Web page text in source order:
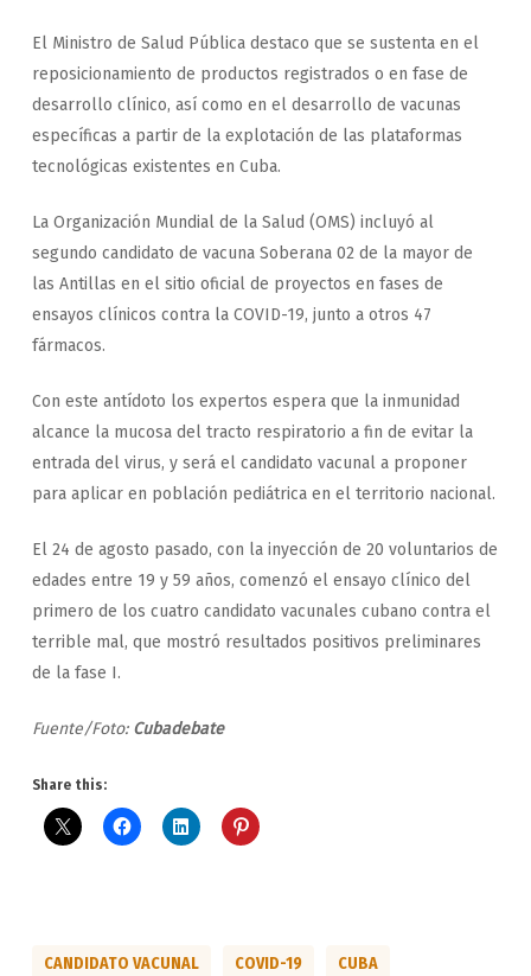
El Ministro de Salud Pública destaco que se sustenta en el
reposicionamiento de productos registrados o en fase de
desarrollo clínico, así como en el desarrollo de vacunas
específicas a partir de la explotación de las plataformas
tecnológicas existentes en Cuba.
La Organización Mundial de la Salud (OMS) incluyó al
segundo candidato de vacuna Soberana 02 de la mayor de
las Antillas en el sitio oficial de proyectos en fases de
ensayos clínicos contra la COVID-19, junto a otros 47
fármacos.
Con este antídoto los expertos espera que la inmunidad
alcance la mucosa del tracto respiratorio a fin de evitar la
entrada del virus, y será el candidato vacunal a proponer
para aplicar en población pediátrica en el territorio nacional.
El 24 de agosto pasado, con la inyección de 20 voluntarios de
edades entre 19 y 59 años, comenzó el ensayo clínico del
primero de los cuatro candidato vacunales cubano contra el
terrible mal, que mostró resultados positivos preliminares
de la fase I.
Fuente/Foto: Cubadebate
Share this:
CANDIDATO VACUNAL COVID-19 CUBA